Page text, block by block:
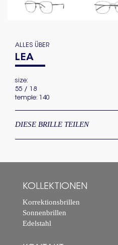
ALLES ÜBER
LEA
size:
55 / 18
temple: 140
DIESE BRILLE TEILEN
KOLLEKTIONEN
Korrektionsbrillen
Sonnenbrillen
Edelstahl